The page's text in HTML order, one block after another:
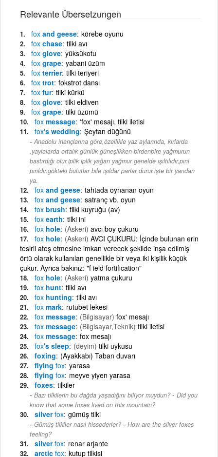
Relevante Übersetzungen
fox and geese körebe oyunu
fox chase tilki avı
fox glove yüksükotu
fox grape yabani üzüm
fox terrier tilki teriyeri
fox trot fokstrot dansı
fox fur tilki kürkü
fox glove tilki eldiven
fox grape tilki üzümü
fox message 'fox' mesajı, tilki iletisi
fox's wedding Şeytan düğünü
Anadolu inançlarına göre,özellikle yaz aylarında, kırlarda
,yaylalarda ortalık günlük güneşlikken birdenbire yağmurun
bastırdığı olur.iplik iplik yağan yağmur genelde ışıltılıdır,pırıl
pırıldır.gökteki bulutlar bile ışıldar parlar durur.işte bir yandan
ya.
fox and geese tahtada oynanan oyun
fox and geese satranç vb. oyun
fox brush tilki kuyruğu (av)
fox earth tilki ini
fox hole (Askeri) avcı boy çukuru
fox hole (Askeri) AVCI ÇUKURU: İçinde bulunan erin
tesirli ateş etmesine imkan verecek şekilde inşa edilmiş
örtü olarak kullanılan genellikle bir veya iki kişilik küçük
çukur. Ayrıca bakınız: "f ield fortification"
fox hole (Askeri) yatma çukuru
fox hunt tilki avı
fox hunting tilki avı
fox mark rutubet lekesi
fox message (Bilgisayar) fox' mesajı
fox message (Bilgisayar,Teknik) tilki iletisi
fox message fox mesajı
fox's sleep (deyim) tilki uykusu
foxing (Ayakkabı) Taban duvarı
flying fox yarasa
flying fox meyve yiyen yarasa
foxes tilkiler
Bazı tilkilerin bu dağda yaşadığını biliyor muydun? - Did you
know that some foxes lived on this mountain?
silverfox gümüş tilki
Gümüş tilkiler nasıl hissederler? - How are the silver foxes
feeling?
silverfox renar arjante
arctic fox kutup tilkisi